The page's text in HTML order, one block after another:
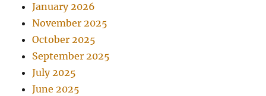
January 2026
November 2025
October 2025
September 2025
July 2025
June 2025